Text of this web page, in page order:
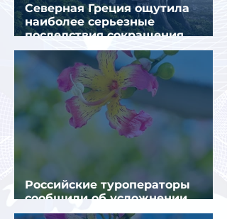
Северная Греция ощутила
наиболее серьезные
последствия сокращения
турпотока из России
Российские туроператоры
сообщили об усложнении
получения виз в Грецию